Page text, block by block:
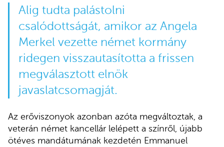
Alig tudta palástolni
csalódottságát, amikor az Angela
Merkel vezette német kormány
ridegen visszautasította a frissen
megválasztott elnök
javaslatcsomagját.
Az erőviszonyok azonban azóta megváltoztak, a
veterán német kancellár lelépett a színről, újabb
ötéves mandátumának kezdetén Emmanuel